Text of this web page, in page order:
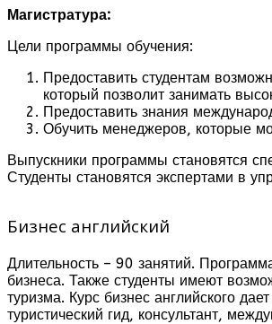
Магистратура:
Цели программы обучения:
Предоставить студентам
который позволит занимать
Предоставить знания
Обучить менеджеров, которые
Выпускники программы становятся
Студенты становятся экспертами в
Бизнес английский
Длительность – 90 занятий.
бизнеса. Также студенты имеют
туризма. Курс бизнес английского
туристический гид, консультант,